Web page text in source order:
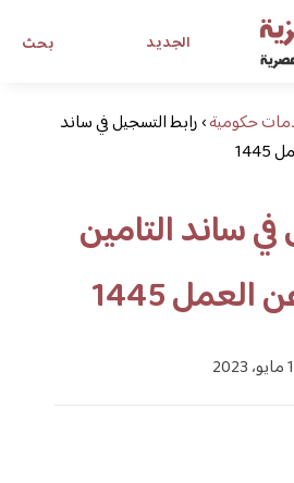
بحث الجديد
للفتاة العصرية
حكومية›رابط التسجيل في ساند
ساند التامين
1445